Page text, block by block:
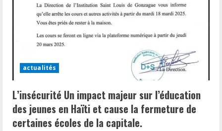
Premier
ministre
Proposé.
actualités
L’insécurité Un impact majeur sur l’éducation
des jeunes en Haïti et cause la fermeture de
certaines écoles de la capitale.